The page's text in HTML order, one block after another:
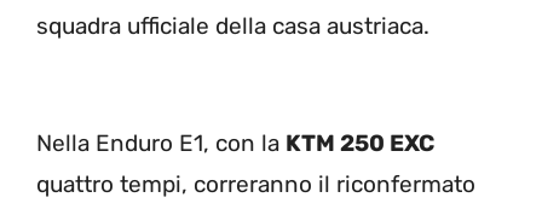
squadra ufficiale della casa austriaca.
Nella Enduro E1, con la KTM 250 EXC
quattro tempi, correranno il riconfermato